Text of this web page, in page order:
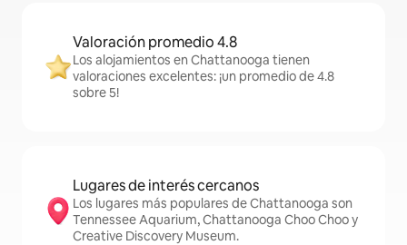
Valoración promedio 4.8
Los alojamientos en Chattanooga tienen
valoraciones excelentes: ¡un promedio de 4.8
sobre 5!
Lugares de interés cercanos
Los lugares más populares de Chattanooga son
Tennessee Aquarium, Chattanooga Choo Choo y
Creative Discovery Museum.